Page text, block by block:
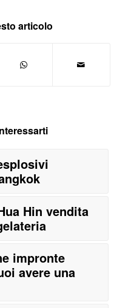
articolo
Hin vendita
impronte
avere una